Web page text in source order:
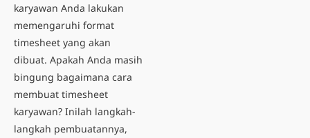
karyawan Anda lakukan
memengaruhi format
timesheet yang akan
dibuat. Apakah Anda masih
bingung bagaimana cara
membuat timesheet
karyawan? Inilah langkah-
langkah pembuatannya,